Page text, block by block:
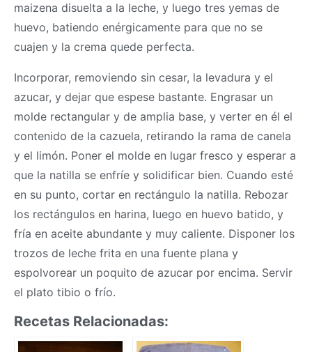
maizena disuelta a la leche, y luego tres yemas de
huevo, batiendo enérgicamente para que no se
cuajen y la crema quede perfecta.
Incorporar, removiendo sin cesar, la levadura y el
azucar, y dejar que espese bastante. Engrasar un
molde rectangular y de amplia base, y verter en él el
contenido de la cazuela, retirando la rama de canela
y el limón. Poner el molde en lugar fresco y esperar a
que la natilla se enfríe y solidificar bien. Cuando esté
en su punto, cortar en rectángulo la natilla. Rebozar
los rectángulos en harina, luego en huevo batido, y
fría en aceite abundante y muy caliente. Disponer los
trozos de leche frita en una fuente plana y
espolvorear un poquito de azucar por encima. Servir
el plato tibio o frío.
Recetas Relacionadas: